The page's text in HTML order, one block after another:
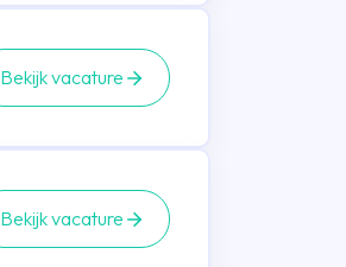
Bekijk vacature
Bekijk vacature